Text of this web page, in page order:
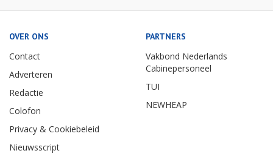
OVER ONS
Contact
Adverteren
Redactie
Colofon
Privacy & Cookiebeleid
Nieuwsscript
PARTNERS
Vakbond Nederlands
Cabinepersoneel
TUI
NEWHEAP